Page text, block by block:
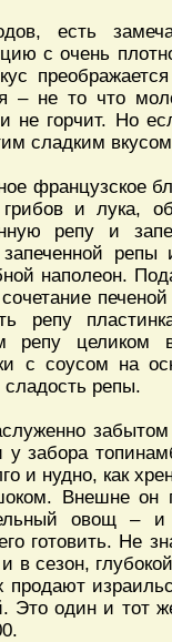
есть
с очень
– не то что
горчит. Но
сладким
французское
и лука,
репу и
наполеон.
репу
репу целиком
с соусом на
сладость репы.
забора
и нудно, как
Внешне
овощ –
готовить. Не
в сезон,
продают
Это один и тот